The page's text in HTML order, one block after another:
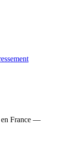
en France —